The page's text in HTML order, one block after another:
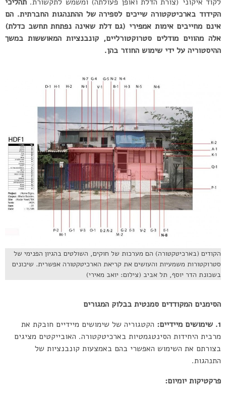
הקידוד בארכיטקטורה שייכים לספירה של ההתנהגות החברתית. הם
אינם מחייבים אימות אמפירי (גם דלת שאינה נפתחת תחשב כדלת)
אלה מהווים מודלים סטרוקטורליים, קונבנציות המאוששות במשך
ההיסטוריה על ידי שימוש החוזר בהן.
הקודים (בארכיטקטורה) הם מערכות של חוקים, השולטים בהגיון הפנימי של
סטרוקטורות משמעיות והעושים את קריאת הארכיטקטורה אפשרית. שיכונים
בשכונת הדר יוסף, תל אביב (צילום: יואב מאירי)
הסימנים המקודדים סמנטית בבלוק המגורים
1. שימושים מיידיים:
הקטגוריה של שימושים מיידיים חובקת את
מרבית היחידות הסינטגמטיות בארכיטקטורה. האובייקטים מציגים
בצורתם את השימוש האפשרי בהם באמצעות קונבנציות של
התנהגות.
פרקטיקות יומיום: